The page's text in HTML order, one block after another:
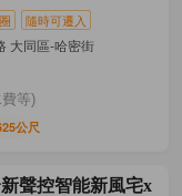
隨時可遷入
大同區-哈密街
等)
公尺
聲控智能新風宅x